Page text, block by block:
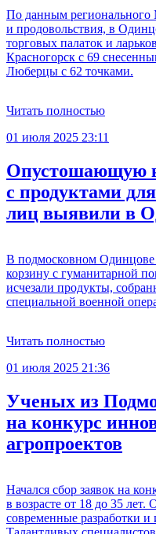
По данным регионального
и продовольствия, в
торговых палаток и
Красногорск с 69
Люберцы с 62 точками.
Читать полностью
01 июля 2025 23:11
Опустошающую
с продуктами
лиц выявили в
В подмосковном Одинцове
корзину с гуманитарной
исчезали продукты,
специальной военной
Читать полностью
01 июля 2025 21:36
Ученых из
на конкурс
агропроектов
Начался сбор заявок на
в возрасте от 18 до 35
современные разработки и